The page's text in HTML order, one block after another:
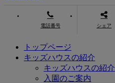
電話番号 シェア
トップページ
キッズハウスの紹介
キッズハウスの紹介
入園のご案内